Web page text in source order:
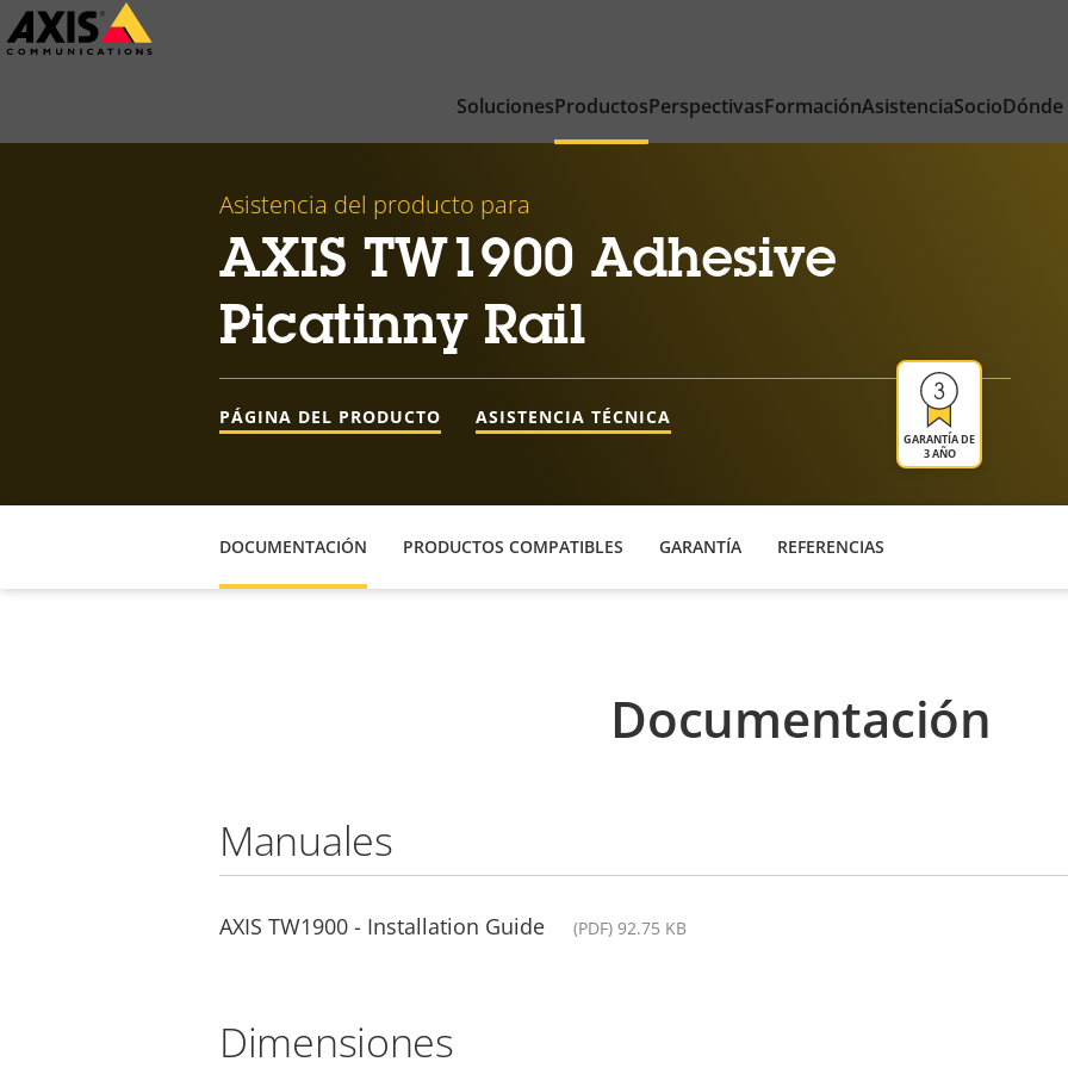
Saltar
al
SolucionesProductosPerspectivasFormaciónAsistenciaSocio
Asistencia del producto para
AXIS TW1900 Adhesive
Picatinny Rail
GARANTÍA DE
3 AÑO
PÁGINA DEL PRODUCTO ASISTENCIA TÉCNICA
DOCUMENTACIÓN PRODUCTOS COMPATIBLES GARANTÍA REFERENCIAS
Documentación
Manuales
AXIS TW1900 - Installation Guide (PDF) 92.75 KB
Dimensiones